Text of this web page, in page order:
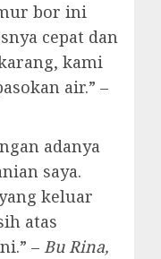
bor ini
cepat dan
kami
air.” –
adanya
saya.
keluar
atas
– Bu Rina,